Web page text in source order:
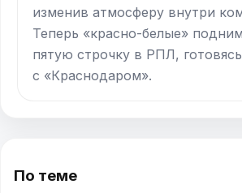
изменив атмосферу внутри
Теперь «красно-белые»
пятую строчку в РПЛ,
с «Краснодаром».
По теме